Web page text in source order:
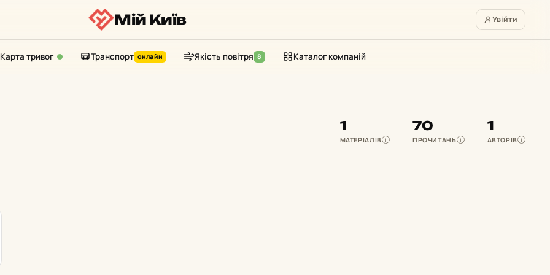
Мій Київ Увійти
Карта тривог Транспорт онлайн Якість повітря 8 Каталог компаній
1
МАТЕРІАЛІВ i
70
ПРОЧИТАНЬ i
1
АВТОРІВ i